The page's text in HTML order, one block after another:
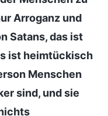
Arroganz und
Satans, das ist
ist heimtückisch
Menschen
sind, und sie